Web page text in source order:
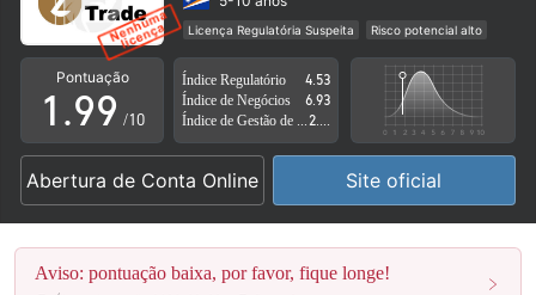
Licença Regulatória Suspeita Risco potencial alto
Pontuação
0
1
2
3
4
.
7
8
9
7
8
9 /10
Índice Regulatório
4.53
Índice de Negócios
6.93
Abertura de Conta Online Site oficial
Aviso: pontuação baixa, por favor, fique longe!